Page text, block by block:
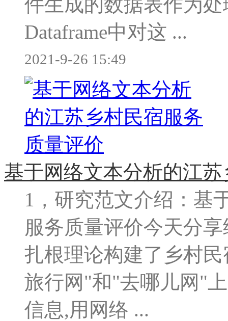
Dataframe中对这 ...
2021-9-26 15:49
基于网络文本分析的江
1，研究范文介绍：基
服务质量评价今天分
扎根理论构建了乡村
旅行网"和"去哪儿网"
信息,用网络 ...